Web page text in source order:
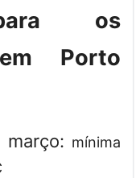
os
Porto
mínima